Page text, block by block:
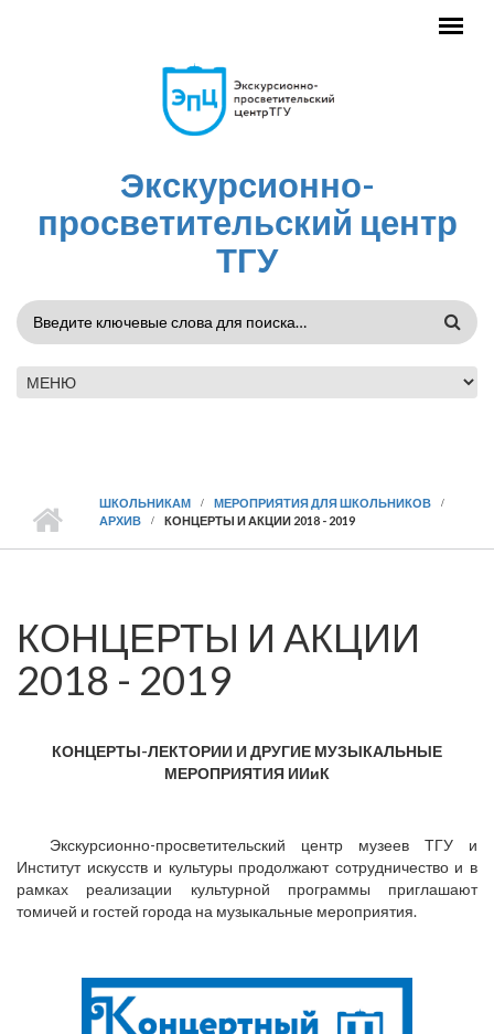
Экскурсионно-
просветительский центр
ТГУ
ФОРМА
ПОИСКА
ШКОЛЬНИКАМ
МЕРОПРИЯТИЯ ДЛЯ ШКОЛЬНИКОВ
АРХИВ
КОНЦЕРТЫ И АКЦИИ 2018 - 2019
КОНЦЕРТЫ И АКЦИИ
2018 - 2019
КОНЦЕРТЫ-ЛЕКТОРИИ И ДРУГИЕ МУЗЫКАЛЬНЫЕ
МЕРОПРИЯТИЯ ИИиК
Экскурсионно-просветительский центр музеев ТГУ и
Институт искусств и культуры продолжают сотрудничество и в
рамках реализации культурной программы приглашают
томичей и гостей города на музыкальные мероприятия.